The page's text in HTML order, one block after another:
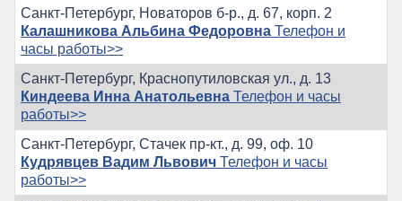
Санкт-Петербург, Новаторов б-р., д. 67, корп. 2
Калашникова Альбина Федоровна Телефон и
часы работы>>
Санкт-Петербург, Краснопутиловская ул., д. 13
Киндеева Инна Анатольевна Телефон и часы
работы>>
Санкт-Петербург, Стачек пр-кт., д. 99, оф. 10
Кудрявцев Вадим Львович Телефон и часы
работы>>